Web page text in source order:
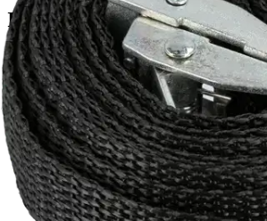
Ilmainen toimitus yli 100
Postin pakettiautomaattiin
palvelupisteeseen!
Etu ei koske Suuri‑lisäpalvelulla toimitettavia
Tarkista